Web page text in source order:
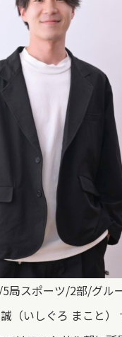
局スポーツ/2部/グ
いしぐろ まこと）